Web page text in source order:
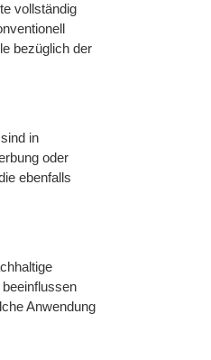
vollständig
bezüglich der
in
oder
ebenfalls
Anwendung